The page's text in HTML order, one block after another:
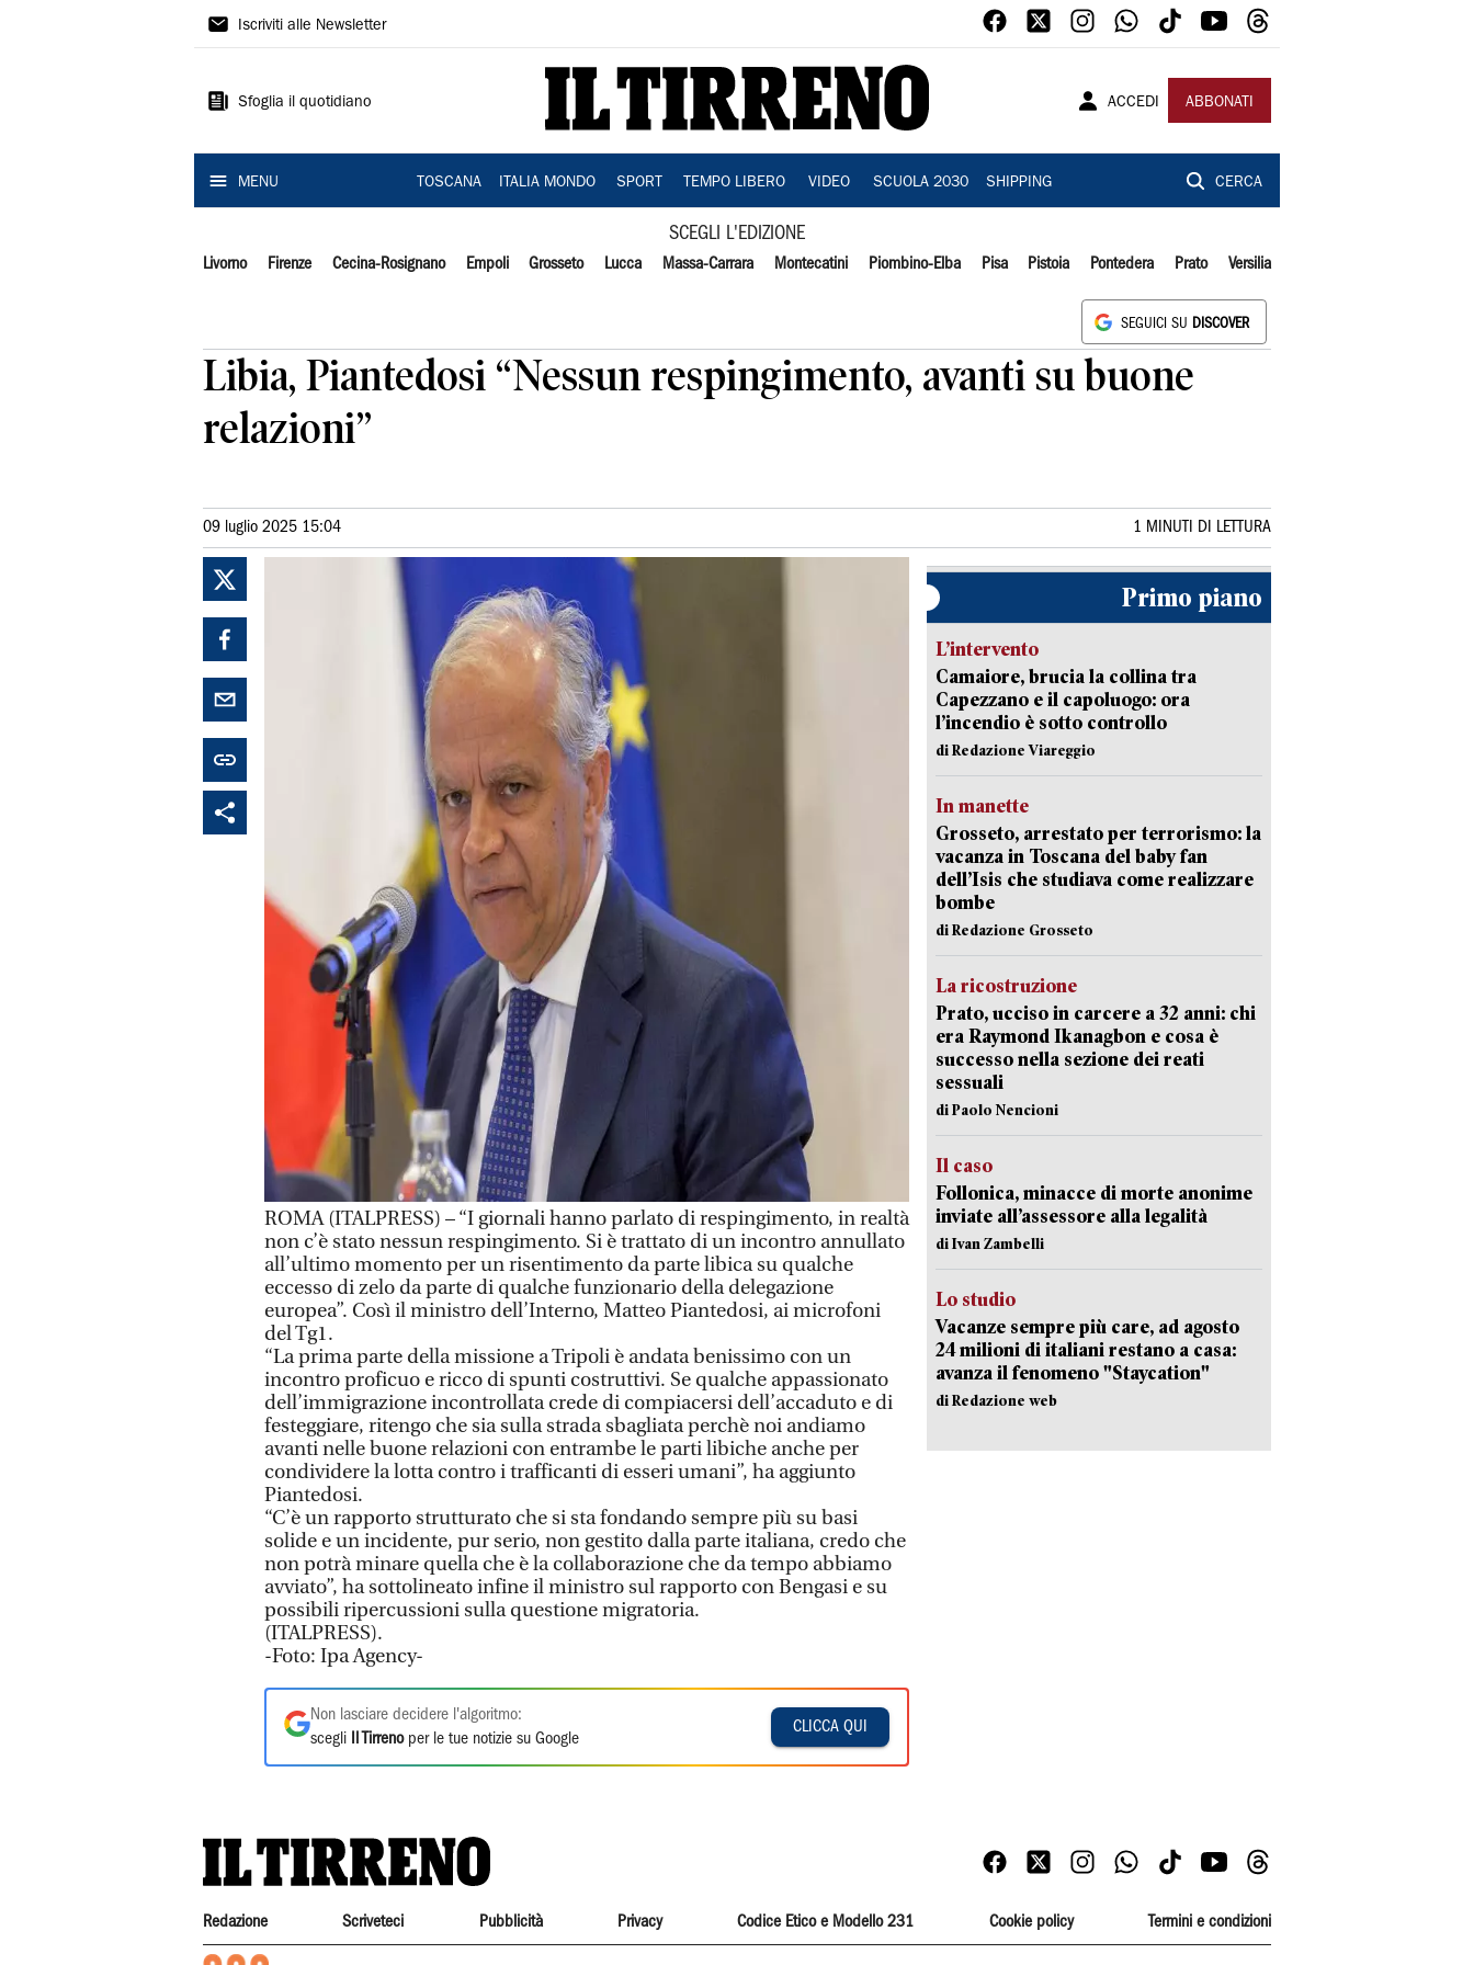
Il
Iscriviti alle Newsletter
Sfoglia il quotidiano ACCEDI ABBONATI
MENU TOSCANA ITALIA MONDO SPORT TEMPO LIBERO VIDEO SCUOLA 2030 SHIPPING CERCA
SCEGLI L'EDIZIONE
Livorno Firenze Cecina-Rosignano Empoli Grosseto Lucca Massa-Carrara Montecatini Piombino-Elba Pisa Pistoia Pontedera Prato Versilia
SEGUICI SU DISCOVER
Libia, Piantedosi “Nessun respingimento, avanti su buone
relazioni”
09 luglio 2025 15:04 1 MINUTI DI LETTURA
ROMA (ITALPRESS) – “I giornali hanno parlato di respingimento, in realtà
non c’è stato nessun respingimento. Si è trattato di un incontro annullato
all’ultimo momento per un risentimento da parte libica su qualche
eccesso di zelo da parte di qualche funzionario della delegazione
europea”. Così il ministro dell’Interno, Matteo Piantedosi, ai microfoni
del Tg1.
“La prima parte della missione a Tripoli è andata benissimo con un
incontro proficuo e ricco di spunti costruttivi. Se qualche appassionato
dell’immigrazione incontrollata crede di compiacersi dell’accaduto e di
festeggiare, ritengo che sia sulla strada sbagliata perchè noi andiamo
avanti nelle buone relazioni con entrambe le parti libiche anche per
condividere la lotta contro i trafficanti di esseri umani”, ha aggiunto
Piantedosi.
“C’è un rapporto strutturato che si sta fondando sempre più su basi
solide e un incidente, pur serio, non gestito dalla parte italiana, credo che
non potrà minare quella che è la collaborazione che da tempo abbiamo
avviato”, ha sottolineato infine il ministro sul rapporto con Bengasi e su
possibili ripercussioni sulla questione migratoria.
(ITALPRESS).
-Foto: Ipa Agency-
Non lasciare decidere l'algoritmo:
scegli
Il Tirrenoper le tue notizie su Google
CLICCA QUI
Primo piano
L’intervento
Camaiore, brucia la collina tra
Capezzano e il capoluogo: ora
l’incendio è sotto controllo
di Redazione Viareggio
In manette
Grosseto, arrestato per terrorismo: la
vacanza in Toscana del baby fan
dell’Isis che studiava come realizzare
bombe
di Redazione Grosseto
La ricostruzione
Prato, ucciso in carcere a 32 anni: chi
era Raymond Ikanagbon e cosa è
successo nella sezione dei reati
sessuali
di Paolo Nencioni
Il caso
Follonica, minacce di morte anonime
inviate all’assessore alla legalità
di Ivan Zambelli
Lo studio
Vacanze sempre più care, ad agosto
24 milioni di italiani restano a casa:
avanza il fenomeno "Staycation"
di Redazione web
Redazione Scriveteci Pubblicità Privacy Codice Etico e Modello 231 Cookie policy Termini e condizioni